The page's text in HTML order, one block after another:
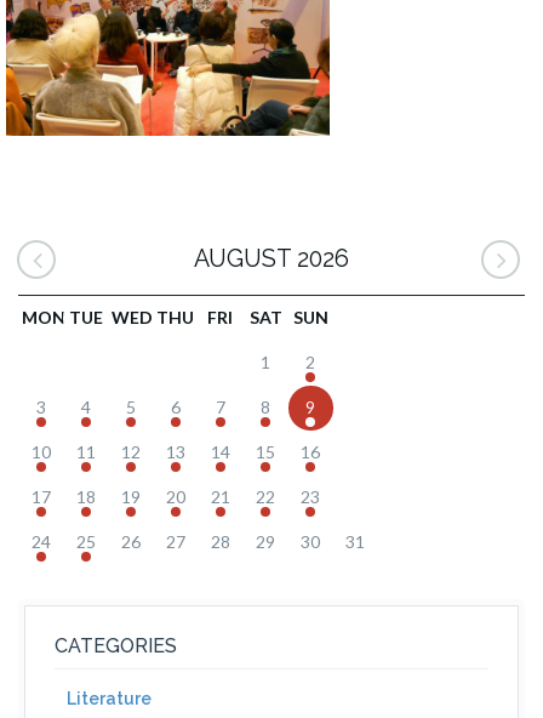
AUGUST 2026
MON TUE WED THU FRI SAT SUN
1 2
3 4 5 6 7 8 9
10 11 12 13 14 15 16
17 18 19 20 21 22 23
24 25 26 27 28 29 30 31
CATEGORIES
Literature